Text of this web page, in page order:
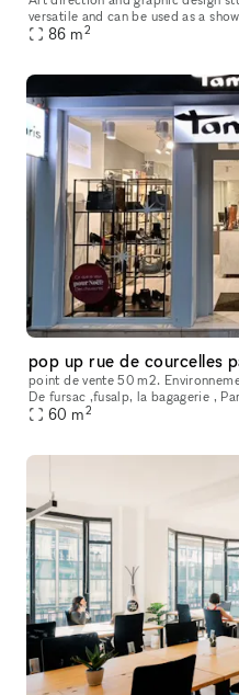
versatile and can be used as a
it perfect for various creative and
86 m2
pop up rue de courcelles
point de vente 50 m2. Environnement
De fursac ,fusalp, la bagagerie ,
Faguo, MAGE ....
60 m2